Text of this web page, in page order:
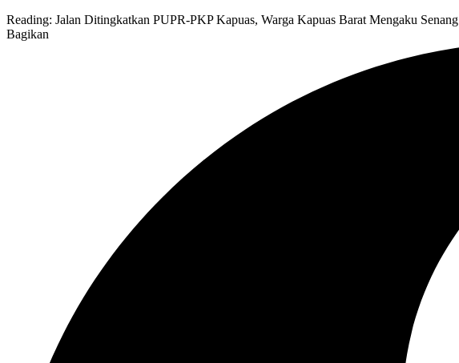
Reading: Jalan Ditingkatkan PUPR-PKP Kapuas, Warga Kapuas Barat Mengaku Senang
Bagikan